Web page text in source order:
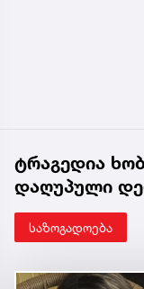
ტრაგედია
დაღუპული
საზოგადოება